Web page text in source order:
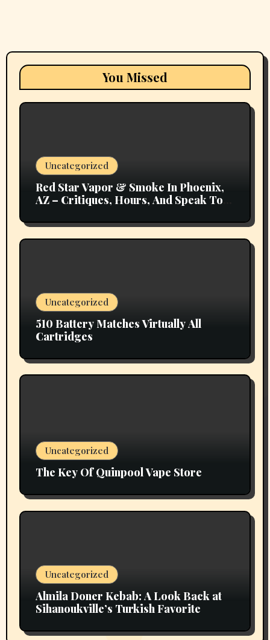
You Missed
Uncategorized
Red Star Vapor & Smoke In Phoenix,
AZ – Critiques, Hours, And Speak To
Uncategorized
510 Battery Matches Virtually All
Cartridges
Uncategorized
The Key Of Quinpool Vape Store
Uncategorized
Almila Doner Kebab: A Look Back at
Sihanoukville’s Turkish Favorite